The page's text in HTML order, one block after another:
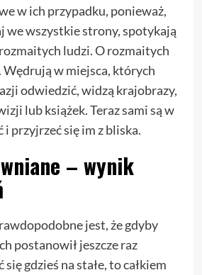
w ich przypadku, ponieważ,
we wszystkie strony, spotykają
ludzi. O rozmaitych
w miejsca, których
odwiedzić, widzą krajobrazy,
lub książek. Teraz sami są w
przyjrzeć się im z bliska.
– wynik
jest, że gdyby
postanowił jeszcze raz
gdzieś na stałe, to całkiem